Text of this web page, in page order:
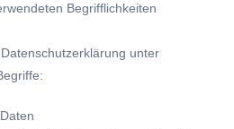
Begrifflichkeiten
unter